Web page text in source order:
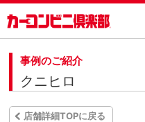
事例のご紹介
クニヒロ
店舗詳細TOPに戻る